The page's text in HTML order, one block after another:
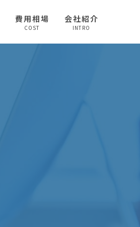
費用相場
COST
会社紹介
INTRO